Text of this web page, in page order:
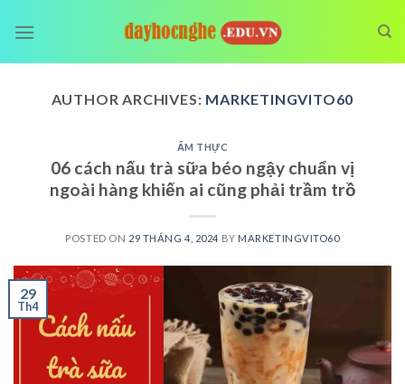
AUTHOR ARCHIVES: MARKETINGVITO60
ẨM THỰC
06 cách nấu trà sữa béo ngậy chuẩn vị
ngoài hàng khiến ai cũng phải trầm trồ
POSTED ON 29 THÁNG 4, 2024 BY MARKETINGVITO60
29
Th4